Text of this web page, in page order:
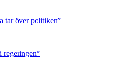
tar över politiken”
regeringen”